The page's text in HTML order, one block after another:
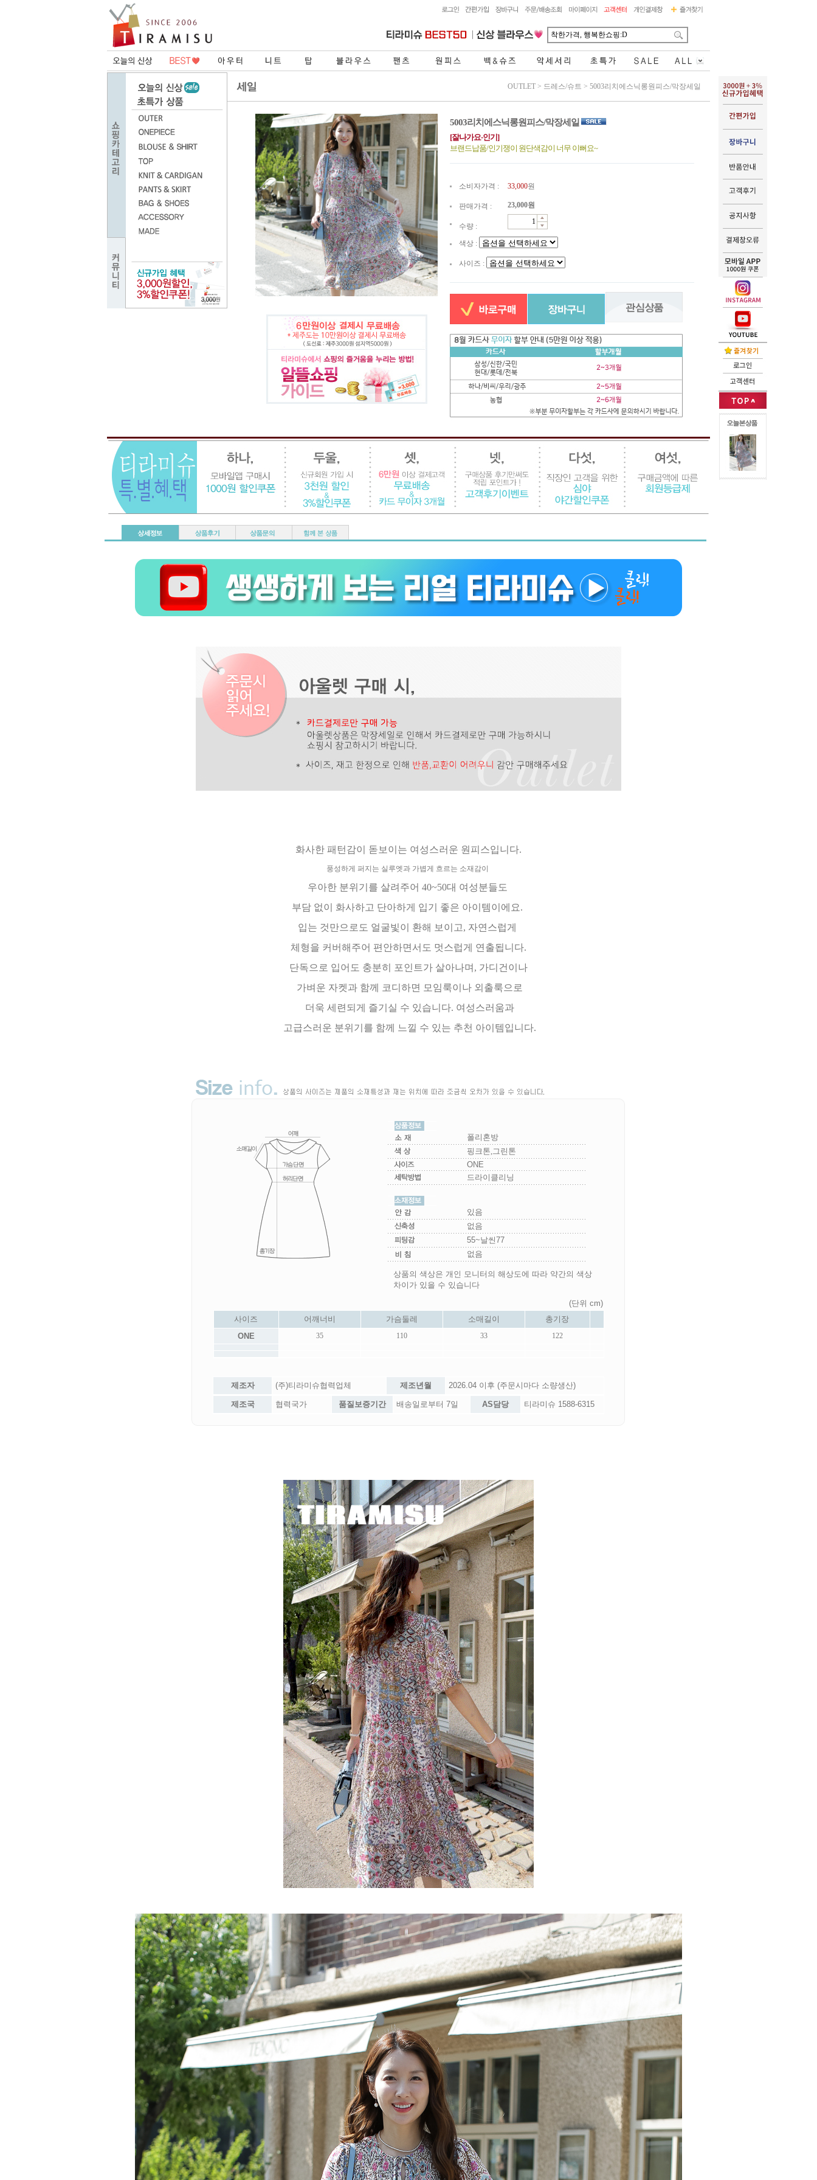
OUTLET > 드레스/슈트 > 5003리치에스닉롱원피스/막장세일
5003리치에스닉롱원피스/막장세일
[잘나가요-인기]
브랜드납품/인기쟁이 원단색감이 너무 이뻐요~
소비자가격 : 33,000원
판매가격 : 23,000원
수량 :
색상 :
사이즈 :
화사한 패턴감이 돋보이는 여성스러운 원피스입니다.
풍성하게 퍼지는 실루엣과 가볍게 흐르는 소재감이
우아한 분위기를 살려주어 40~50대 여성분들도
부담 없이 화사하고 단아하게 입기 좋은 아이템이에요.
입는 것만으로도 얼굴빛이 환해 보이고, 자연스럽게
체형을 커버해주어 편안하면서도 멋스럽게 연출됩니다.
단독으로 입어도 충분히 포인트가 살아나며, 가디건이나
가벼운 자켓과 함께 코디하면 모임룩이나 외출룩으로
더욱 세련되게 즐기실 수 있습니다. 여성스러움과
고급스러운 분위기를 함께 느낄 수 있는 추천 아이템입니다.
폴리혼방
핑크톤,그린톤
ONE
드라이클리닝
있음
없음
55~날씬77
없음
상품의 색상은 개인 모니터의 해상도에 따라 약간의 색상
차이가 있을 수 있습니다
(단위 cm)
사이즈
어깨너비 가슴둘레 소매길이
총기장
ONE
35 110 33 122
제조자 (주)티라미슈협력업체 제조년월 2026.04 이후 (주문시마다 소량생산)
제조국 협력국가 품질보증기간 배송일로부터 7일 AS담당 티라미슈 1588-6315